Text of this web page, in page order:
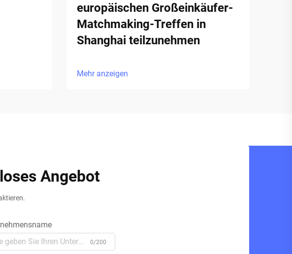
europäischen Großeinkäufer-
Matchmaking-Treffen in
Shanghai teilzunehmen
Mehr anzeigen
Angebot
0/200